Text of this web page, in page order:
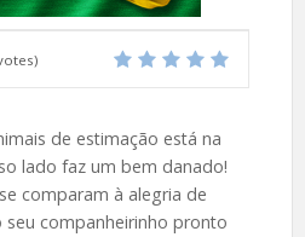
de estimação está na
lado faz um bem danado!
comparam à alegria de
seu companheirinho pronto